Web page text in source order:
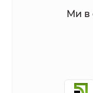
Ми в